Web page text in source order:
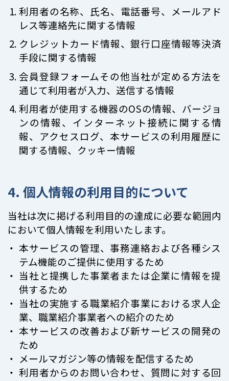
利用者の名称、氏名、電話番号、メールアド
レス等連絡先に関する情報
クレジットカード情報、銀行口座情報等決済
手段に関する情報
会員登録フォームその他当社が定める方法を
通じて利用者が入力、送信する情報
利用者が使用する機器のOSの情報、バージョ
ンの情報、インターネット接続に関する情
報、アクセスログ、本サービスの利用履歴に
関する情報、クッキー情報
4. 個人情報の利用目的について
当社は次に掲げる利用目的の達成に必要な範囲内
において個人情報を利用いたします。
本サービスの管理、事務連絡および各種シス
テム機能のご提供に使用するため
当社と提携した事業者または企業に情報を提
供するため
当社の実施する職業紹介事業における求人企
業、職業紹介事業者への紹介のため
本サービスの改善および新サービスの開発の
ため
メールマガジン等の情報を配信するため
利用者からのお問い合わせ、質問に対する回